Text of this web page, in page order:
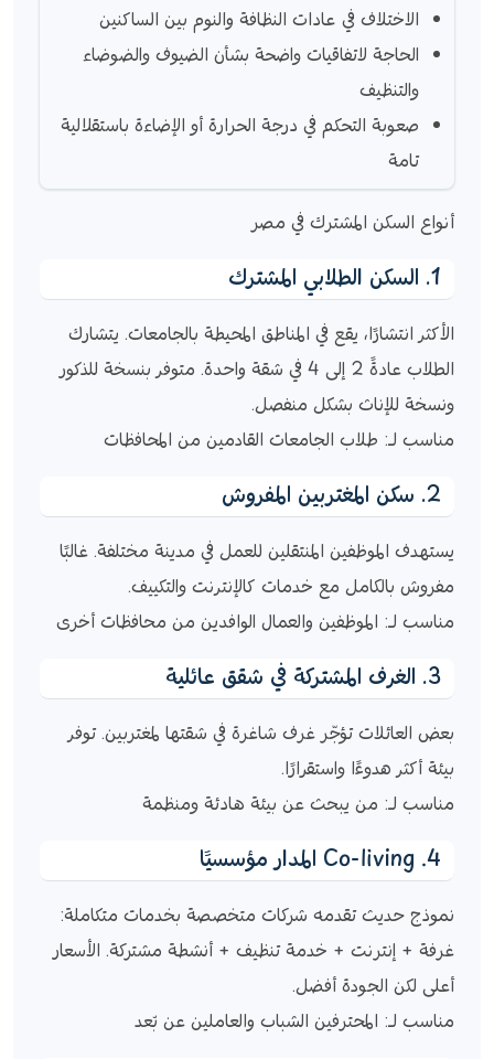
الاختلاف في عادات النظافة والنوم بين الساكنين
الحاجة لاتفاقيات واضحة بشأن الضيوف والضوضاء
والتنظيف
صعوبة التحكم في درجة الحرارة أو الإضاءة باستقلالية
تامة
أنواع السكن المشترك في مصر
1. السكن الطلابي المشترك
الأكثر انتشارًا، يقع في المناطق المحيطة بالجامعات. يتشارك
الطلاب عادةً 2 إلى 4 في شقة واحدة. متوفر بنسخة للذكور
ونسخة للإناث بشكل منفصل.
مناسب لـ: طلاب الجامعات القادمين من المحافظات
2. سكن المغتربين المفروش
يستهدف الموظفين المنتقلين للعمل في مدينة مختلفة. غالبًا
مفروش بالكامل مع خدمات كالإنترنت والتكييف.
مناسب لـ: الموظفين والعمال الوافدين من محافظات أخرى
3. الغرف المشتركة في شقق عائلية
بعض العائلات تؤجّر غرف شاغرة في شقتها لمغتربين. توفر
بيئة أكثر هدوءًا واستقرارًا.
مناسب لـ: من يبحث عن بيئة هادئة ومنظمة
4. Co-living المدار مؤسسيًا
نموذج حديث تقدمه شركات متخصصة بخدمات متكاملة:
غرفة + إنترنت + خدمة تنظيف + أنشطة مشتركة. الأسعار
أعلى لكن الجودة أفضل.
مناسب لـ: المحترفين الشباب والعاملين عن بُعد